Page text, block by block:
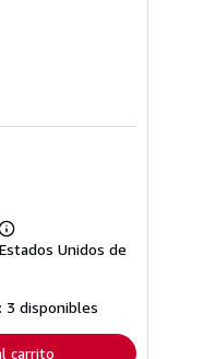
Más
información
tarifas
de
envío
Unidos de
3 disponibles
carrito